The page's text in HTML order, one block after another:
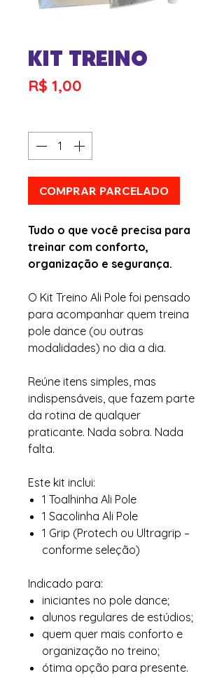
KIT TREINO
R$ 1,00
COMPRAR PARCELADO
Tudo o que você precisa para
treinar com conforto,
organização e segurança.
O Kit Treino Ali Pole foi pensado
para acompanhar quem treina
pole dance (ou outras
modalidades) no dia a dia.
Reúne itens simples, mas
indispensáveis, que fazem parte
da rotina de qualquer
praticante. Nada sobra. Nada
falta.
Este kit inclui:
1 Toalhinha Ali Pole
1 Sacolinha Ali Pole
1 Grip (Protech ou Ultragrip –
conforme seleção)
Indicado para:
iniciantes no pole dance;
alunos regulares de estúdios;
quem quer mais conforto e
organização no treino;
ótima opção para presente.